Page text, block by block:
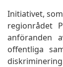
Initiativet,
regionrådet
anföranden
offentliga